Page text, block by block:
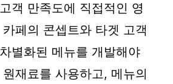
객 만족도에 직접적인 영
페의 콘셉트와 타겟 고객
별화된 메뉴를 개발해야
재료를 사용하고, 메뉴의